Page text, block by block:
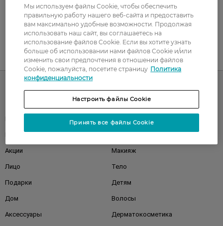
UA RU
Корейская косметика Мужчинам
Акции Макияж
Лицо Тело
Подарки Детям
Дом Волосы
Аксессуары Дерматокосметика
Мы используем файлы Cookie, чтобы обеспечить
правильную работу нашего веб-сайта и предоставить
вам максимально удобные возможности. Продолжая
использовать наш сайт, вы соглашаетесь на
использование файлов Cookie. Если вы хотите узнать
больше об использовании нами файлов Cookie и/или
изменить свои предпочтения в отношении файлов
Cookie, пожалуйста, посетите страницу Политика
конфиденциальности
Настроить файлы Cookie
Принять все файлы Cookie